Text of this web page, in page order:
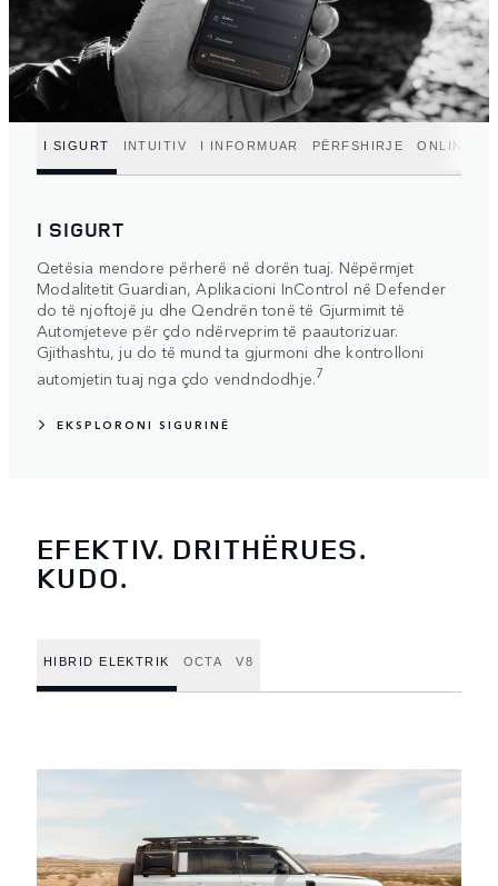
I SIGURT INTUITIV I INFORMUAR PËRFSHIRJE ONLINE
I SIGURT
Qetësia mendore përherë në dorën tuaj. Nëpërmjet
Modalitetit Guardian, Aplikacioni InControl në Defender
do të njoftojë ju dhe Qendrën tonë të Gjurmimit të
Automjeteve për çdo ndërveprim të paautorizuar.
Gjithashtu, ju do të mund ta gjurmoni dhe kontrolloni
automjetin tuaj nga çdo vendndodhje.7
EKSPLORONI SIGURINË
EFEKTIV. DRITHËRUES.
KUDO.
HIBRID ELEKTRIK OCTA V8